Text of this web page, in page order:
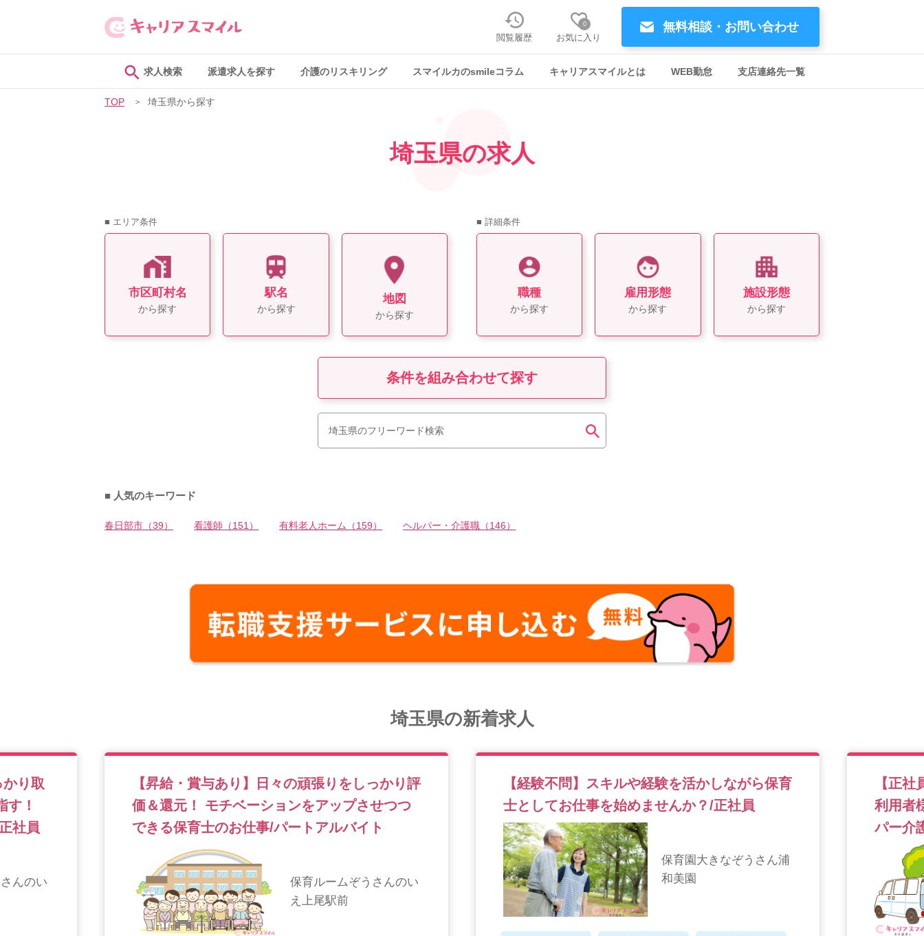
無料相談・お問い合わせ
閲覧履歴
0
お気に入り
求人検索 派遣求人を探す 介護のリスキリング スマイルカのsmileコラム キャリアスマイルとは WEB勤怠 支店連絡先一覧
TOP 埼玉県から探す
埼玉県の求人
■ エリア条件
市区町村名
から探す
駅名
から探す
地図
から探す
■ 詳細条件
職種
から探す
雇用形態
から探す
施設形態
から探す
条件を組み合わせて探す
■ 人気のキーワード
春日部市（39） 看護師（151） 有料老人ホーム（159） ヘルパー・介護職（146）
埼玉県の新着求人
り取
す！
社員
んのい
【昇給・賞与あり】日々の頑張りをしっかり評
価＆還元！ モチベーションをアップさせつつ
できる保育士のお仕事/パートアルバイト
保育ルームぞうさんのい
え上尾駅前
【経験不問】スキルや経験を活かしながら保育
士としてお仕事を始めませんか？/正社員
保育園大きなぞうさん浦
和美園
【正
利用者
パー介